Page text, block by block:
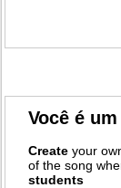
Você é
Create your
of the song
students